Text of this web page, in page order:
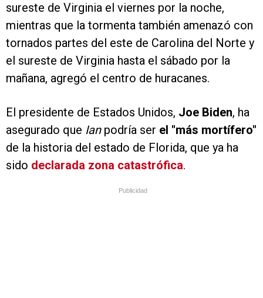
sureste de Virginia el viernes por la noche,
mientras que la tormenta también amenazó con
tornados partes del este de Carolina del Norte y
el sureste de Virginia hasta el sábado por la
mañana, agregó el centro de huracanes.
El presidente de Estados Unidos, Joe Biden, ha
asegurado que Ian podría ser el "más mortífero"
de la historia del estado de Florida, que ya ha
sido declarada zona catastrófica.
Publicidad